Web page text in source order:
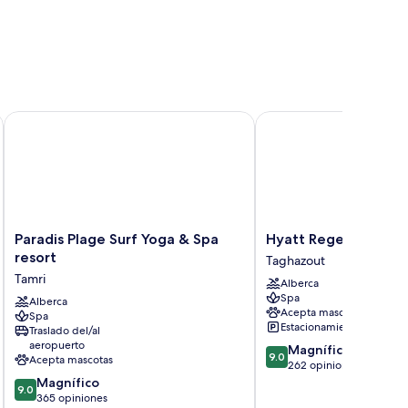
Paradis
Plage
Yoga
&
Spa
resort
Tamri
Paradis Plage Surf Yoga & Spa
resort
Tamri
Alberca
Spa
Traslado del/al
aeropuerto
Acepta mascotas
9.0
de
9.0 Magnífico
365 opiniones
Paradis Plage Surf Yoga & Spa resort
Hyatt
Regency
Taghazout
Taghazout
Hyatt Regency
Taghazout
Alberca
Spa
Acepta mascotas
Estacionamiento gratis
9.0
de
9.0 Magnífico
262 opiniones
Hyatt Regency